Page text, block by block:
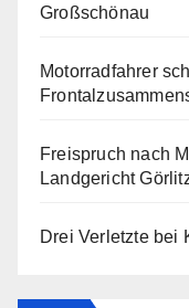
Großschönau
Motorradfahrer
Freispruch nach
Landgericht
Drei Verletzte bei